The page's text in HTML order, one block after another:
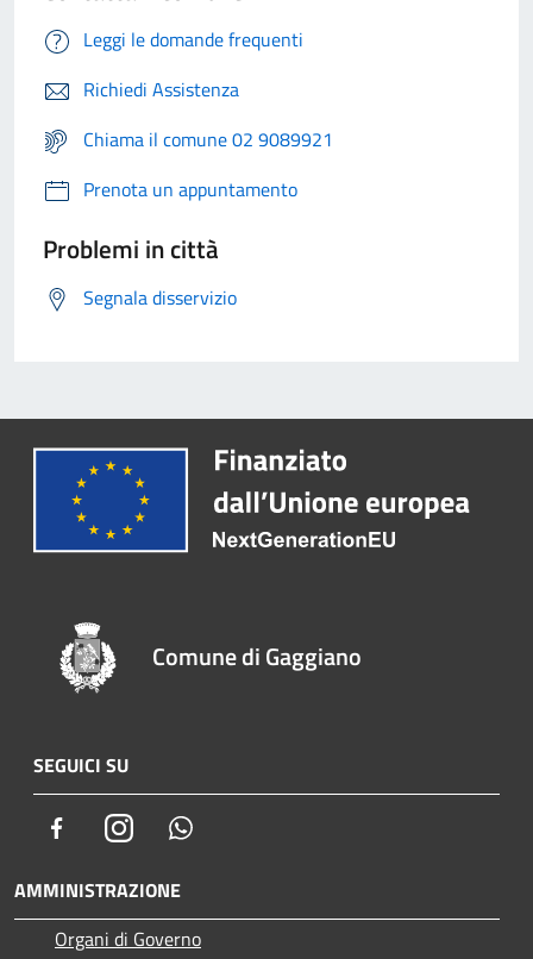
Leggi le domande frequenti
Richiedi Assistenza
Chiama il comune 02 9089921
Prenota un appuntamento
Problemi in città
Segnala disservizio
Comune di Gaggiano
SEGUICI SU
FacebookInstagram
AMMINISTRAZIONE
Organi di Governo